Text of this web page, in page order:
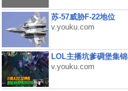
苏-57威胁F-22地位
v.youku.com
LOL主播坑爹碉堡集锦
v.youku.com